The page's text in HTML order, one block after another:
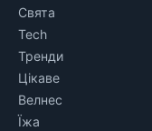
Свята
Tech
Тренди
Цікаве
Велнес
Їжа